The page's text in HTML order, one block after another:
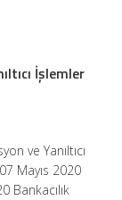
İşlemler
ve Yanıltıcı
Mayıs 2020
Bankacılık